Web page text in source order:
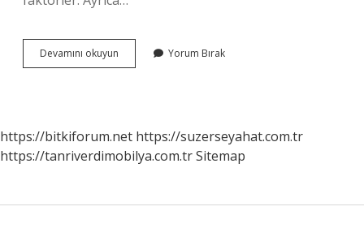
Devamını okuyun Sonradan
Astım
Yorum Bırak
https://bitkiforum.net https://suzerseyahat.com.tr
https://tanriverdimobilya.com.trSitemap